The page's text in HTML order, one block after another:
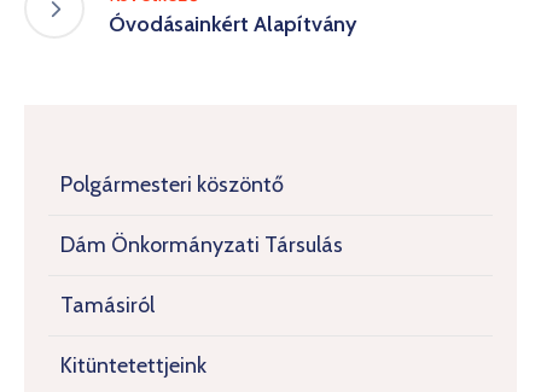
Óvodásainkért Alapítvány
Polgármesteri köszöntő
Dám Önkormányzati Társulás
Tamásiról
Kitüntetettjeink